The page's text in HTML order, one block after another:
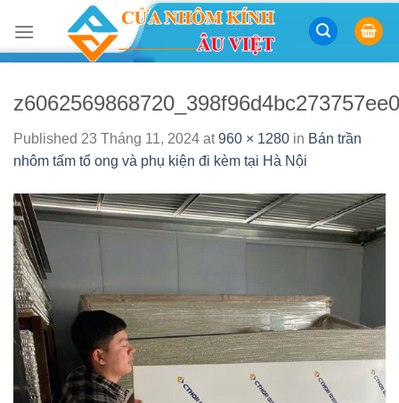
content
Published 23 Tháng 11, 2024 at960 × 1280 in Bán trần
nhôm tấm tổ ong và phụ kiện đi kèm tại Hà Nội